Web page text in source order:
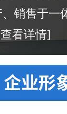
销售于
看详情]